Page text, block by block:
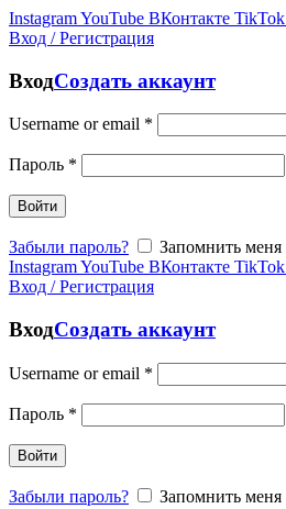
InstagramYouTube ВКонтакте TikTok
Вход / Регистрация
ВходСоздать аккаунт
Username or email *
Пароль *
Войти
Забыли пароль?
Запомнить меня
InstagramYouTube ВКонтакте TikTok
Вход / Регистрация
ВходСоздать аккаунт
Username or email *
Пароль *
Войти
Забыли пароль? Запомнить меня